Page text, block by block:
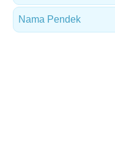
Nama Pendek